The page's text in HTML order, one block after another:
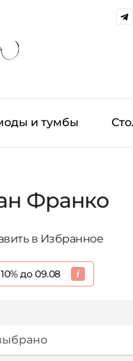
и тумбы
Франко
в Избранное
до 09.08